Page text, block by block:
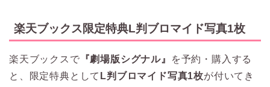
楽天ブックス限定特典L判ブロマイド写真1枚
楽天ブックスで 『劇場版シグナル』
を予約・購入する
と、限定特典として L判ブロマイド写真1枚が付いてき